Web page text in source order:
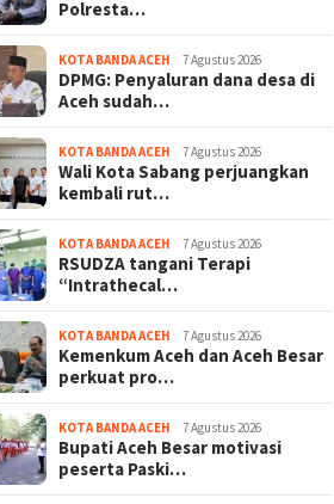
Polresta…
KOTA BANDA ACEH 7 Agustus 2026
DPMG: Penyaluran dana desa di
Aceh sudah…
KOTA BANDA ACEH 7 Agustus 2026
Wali Kota Sabang perjuangkan
kembali rut…
KOTA BANDA ACEH 7 Agustus 2026
RSUDZA tangani Terapi
“Intrathecal…
KOTA BANDA ACEH 7 Agustus 2026
Kemenkum Aceh dan Aceh Besar
perkuat pro…
KOTA BANDA ACEH 7 Agustus 2026
Bupati Aceh Besar motivasi
peserta Paski…